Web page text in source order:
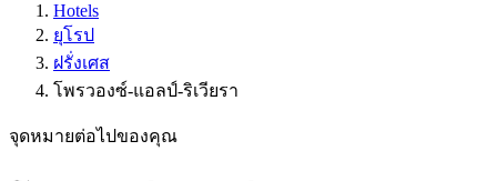
Hotels
ยุโรป
ฝรั่งเศส
โพรวองซ์-แอลป์-ริเวียรา
จุดหมายต่อไปของคุณ